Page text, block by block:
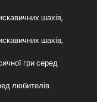
шахів,
шахів,
гри серед
любителів.